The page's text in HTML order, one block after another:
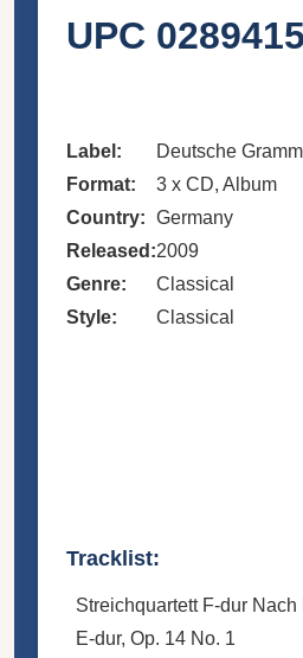
UPC
Label: Deutsche
Format:
3 x CD, Album
Country: Germany
Released:2009
Genre:
Classical
Style:
Classical
Tracklist:
Streichquartett F-dur
E-dur, Op. 14 No. 1